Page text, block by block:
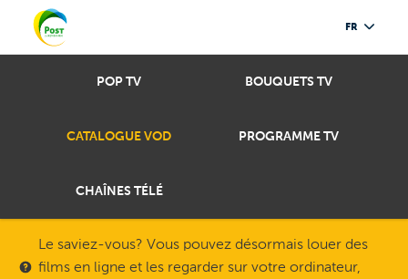
FR
POP TV BOUQUETS TV
CATALOGUE VOD PROGRAMME TV
CHAÎNES TÉLÉ
Le saviez-vous? Vous pouvez désormais louer des
films en ligne et les regarder sur votre ordinateur,